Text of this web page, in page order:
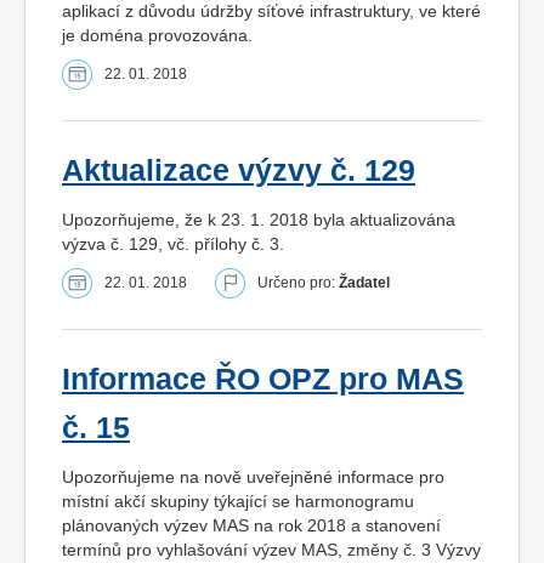
aplikací z důvodu údržby síťové infrastruktury, ve které
je doména provozována.
22. 01. 2018
Aktualizace výzvy č. 129
Upozorňujeme, že k 23. 1. 2018 byla aktualizována
výzva č. 129, vč. přílohy č. 3.
22. 01. 2018 Určeno pro: Žadatel
Informace ŘO OPZ pro MAS
č. 15
Upozorňujeme na nově uveřejněné informace pro
místní akčí skupiny týkající se harmonogramu
plánovaných výzev MAS na rok 2018 a stanovení
termínů pro vyhlašování výzev MAS, změny č. 3 Výzvy